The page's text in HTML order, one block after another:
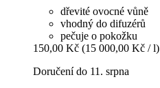
dřevité ovocné vůně
vhodný do difuzérů
pečuje o pokožku
150,00 Kč (15 000,00 Kč / l)
Doručení do 11. srpna